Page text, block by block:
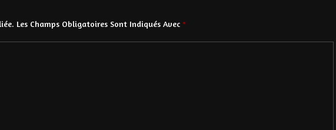
Les Champs Obligatoires Sont Indiqués Avec *